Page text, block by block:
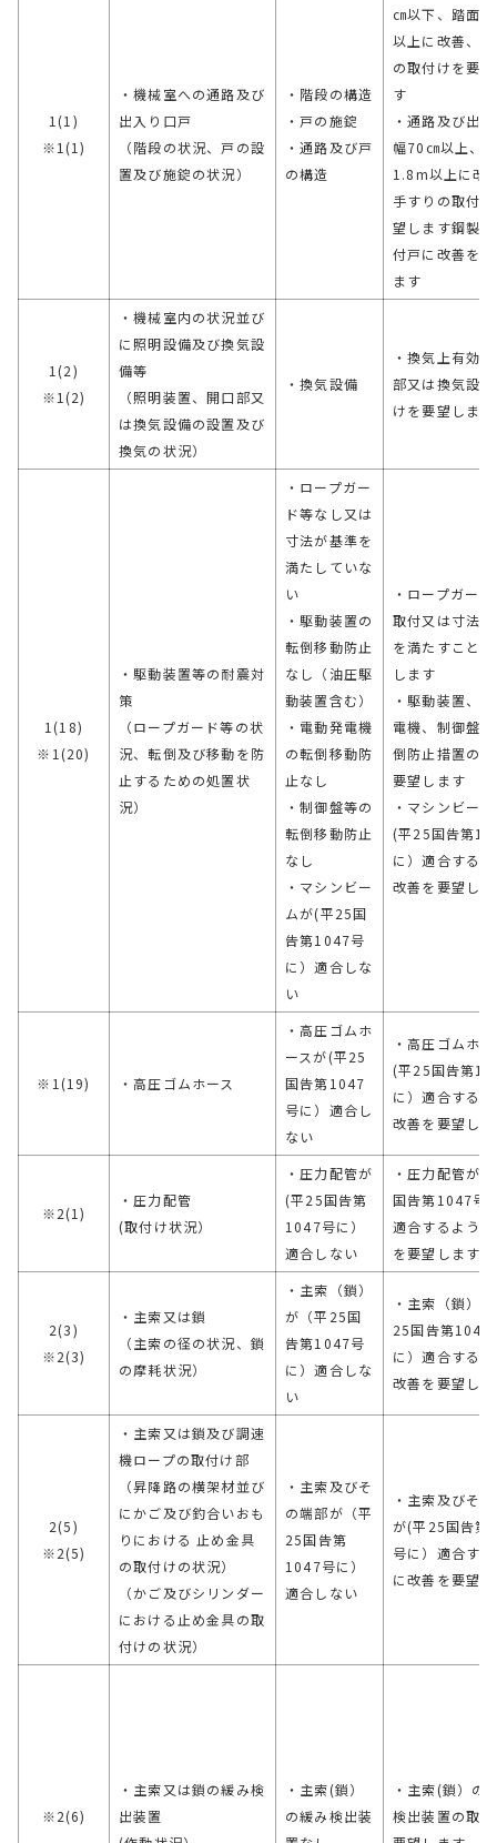
1(1)
※1(1)
・機械室への通路及び
出入り口戸
（階段の状況、戸の設
置及び施錠の状況）
・階段の構造
・戸の施錠
・通路及び戸
の構造
㎝以下、踏面
以上に改善、
の取付けを要
す
・通路及び出
幅70㎝以上、
1.8m以上に改
手すりの取付
望します鋼製
付戸に改善を
ます
1(2)
※1(2)
・機械室内の状況並び
に照明設備及び換気設
備等
（照明装置、開口部又
は換気設備の設置及び
換気の状況）
・換気設備
・換気上有効
部又は換気設
けを要望します
1(18)
※1(20)
・駆動装置等の耐震対
策
（ロープガード等の状
況、転倒及び移動を防
止するための処置状
況）
・ロープガー
ド等なし又は
寸法が基準を
満たしていな
い
・駆動装置の
転倒移動防止
なし（油圧駆
動装置含む）
・電動発電機
の転倒移動防
止なし
・制御盤等の
転倒移動防止
なし
・マシンビー
ムが(平25国
告第1047号
に）適合しな
い
・ロープガー
取付又は寸法
を満たすこと
します
・駆動装置、
電機、制御盤
倒防止措置の
要望します
・マシンビー
(平25国告第
に）適合する
改善を要望し
※1(19) ・高圧ゴムホース
・高圧ゴムホ
ースが(平25
国告第1047
号に）適合し
ない
・高圧ゴムホ
(平25国告第
に）適合する
改善を要望し
※2(1)
・圧力配管
(取付け状況）
・圧力配管が
(平25国告第
1047号に）
適合しない
・圧力配管が
国告第1047号
適合するよう
を要望します
2(3)
※2(3)
・主索又は鎖
（主索の径の状況、鎖
の摩耗状況）
・主索（鎖）
が（平25国
告第1047号
に）適合しな
い
・主索（鎖）
25国告第1047
に）適合する
改善を要望し
2(5)
※2(5)
・主索又は鎖及び調速
機ロープの取付け部
（昇降路の横架材並び
にかご及び釣合いおも
りにおける 止め金具
の取付けの状況）
（かご及びシリンダー
における止め金具の取
付けの状況）
・主索及びそ
の端部が（平
25国告第
1047号に）
適合しない
・主索及びそ
が(平25国告第
号に）適合す
に改善を要望
※2(6)
・主索又は鎖の緩み検
出装置
・主索(鎖）
の緩み検出装
・主索(鎖）の
検出装置の取